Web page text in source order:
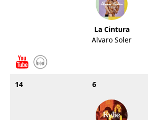
La Cintura
Alvaro Soler
14 6